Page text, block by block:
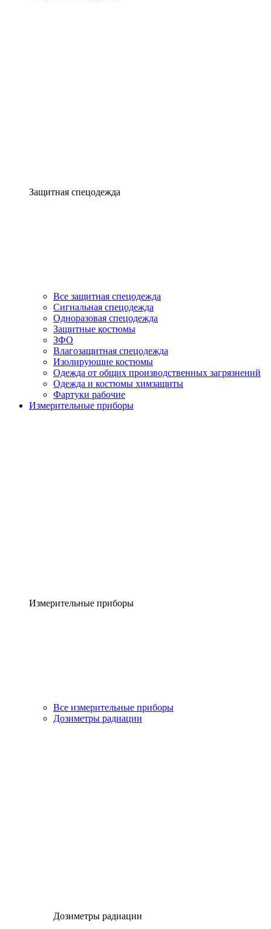
Защитная спецодежда
Все защитная спецодежда
Сигнальная спецодежда
Одноразовая спецодежда
Защитные костюмы
ЗФО
Влагозащитная спецодежда
Изолирующие костюмы
Одежда от общих производственных загрязнений
Одежда и костюмы химзащиты
Фартуки рабочие
Измерительные приборы
Измерительные приборы
Все измерительные приборы
Дозиметры радиации
Дозиметры радиации